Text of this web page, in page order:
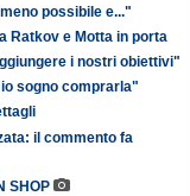
possibile e..."
Ratkov e Motta in porta
i nostri obiettivi"
sogno comprarla"
il commento fa
SHOP